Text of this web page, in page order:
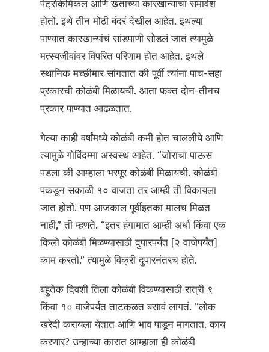
पेट्रोकेमिकल आणि खताच्या कारखान्यांचा समावेश
होतो. इथे तीन मोठी बंदरं देखील आहेत. इथल्या
पाण्यात कारखान्यांचं सांडपाणी सोडलं जातं त्यामुळे
मत्स्यजीवांवर विपरित परिणाम होत आहेत. इथले
स्थानिक मच्छीमार सांगतात की पूर्वी त्यांना पाच-सहा
प्रकारची कोळंबी मिळायची. आता फक्त दोन-तीनच
प्रकार पाण्यात आढळतात.
गेल्या काही वर्षांमध्ये कोळंबी कमी होत चाललीये आणि
त्यामुळे गोविंदम्मा अस्वस्थ आहेत. “जोराचा पाऊस
पडला की आम्हाला भरपूर कोळंबी मिळायची. कोळंबी
पकडून सकाळी १० वाजता तर आम्ही ती विकायला
जात होतो. पण आजकाल पूर्वीइतका मालच मिळत
नाही,” ती म्हणते. “इतर हंगामात आम्ही अर्धा किंवा एक
किलो कोळंबी मिळण्यासाठी दुपारपर्यंत [२ वाजेपर्यंत]
काम करतो.” त्यामुळे विक्री दुपारनंतरच होते.
बहुतेक दिवशी तिला कोळंबी विकण्यासाठी रात्री ९
किंवा १० वाजेपर्यंत ताटकळत बसावं लागतं. “लोक
खरेदी करायला येतात आणि भाव पाडून मागतात. काय
करणार? उन्हाच्या कारात आम्हाला ही कोळंबी